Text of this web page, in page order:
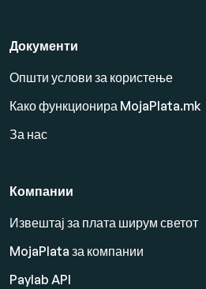
Документи
Општи услови за користење
Како функционира MojaPlata.mk
За нас
Компании
Извештај за плата ширум светот
MojaPlata за компании
Paylab API